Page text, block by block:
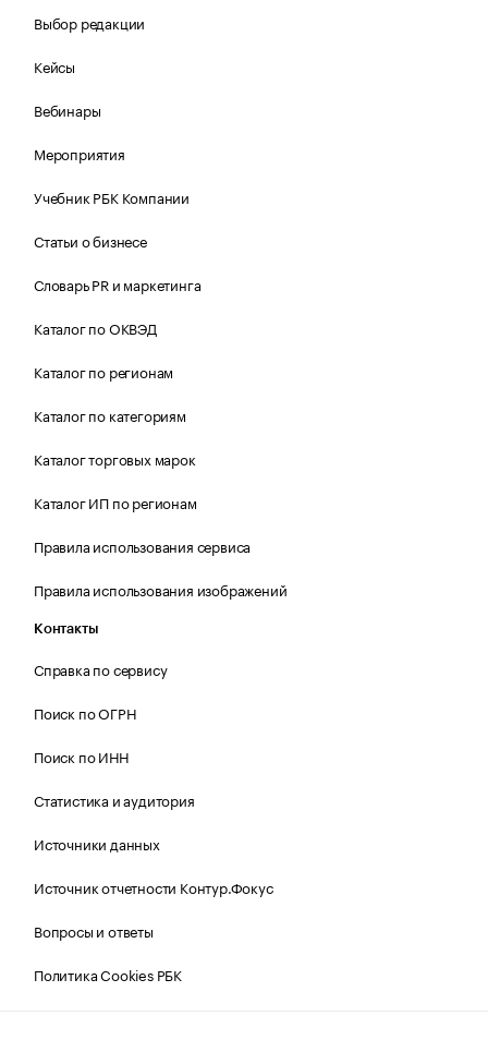
Выбор редакции
Кейсы
Вебинары
Мероприятия
Учебник РБК Компании
Статьи о бизнесе
Словарь PR и маркетинга
Каталог по ОКВЭД
Каталог по регионам
Каталог по категориям
Каталог торговых марок
Каталог ИП по регионам
Правила использования сервиса
Правила использования изображений
Контакты
Справка по сервису
Поиск по ОГРН
Поиск по ИНН
Статистика и аудитория
Источники данных
Источник отчетности Контур.Фокус
Вопросы и ответы
Политика Cookies РБК